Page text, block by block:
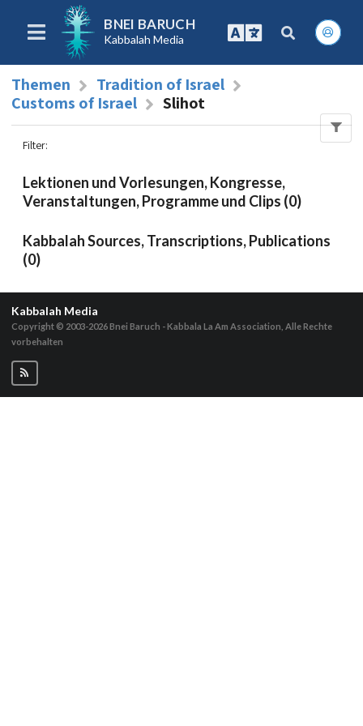
BNEI BARUCH
Kabbalah Media
Themen
Tradition of Israel
Customs of Israel
Slihot
Filter:
Lektionen und Vorlesungen, Kongresse,
Veranstaltungen, Programme und Clips (0)
Kabbalah Sources, Transcriptions, Publications
(0)
Kabbalah Media
Copyright © 2003-2026Bnei Baruch - Kabbala La Am Association, Alle Rechte
vorbehalten